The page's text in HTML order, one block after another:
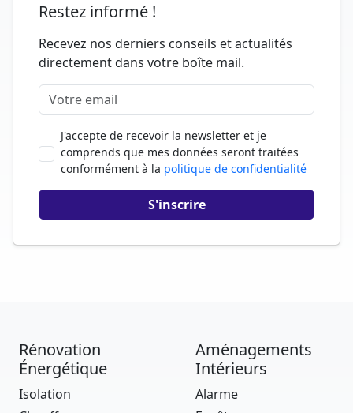
Restez informé !
Recevez nos derniers conseils et actualités
directement dans votre boîte mail.
J'accepte de recevoir la newsletter et je
comprends que mes données seront traitées
conformément à la politique de confidentialité
Rénovation
Énergétique
Isolation
Aménagements
Intérieurs
Alarme